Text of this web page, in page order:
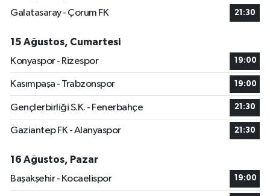
Galatasaray - Çorum FK
21:30
15 Ağustos, Cumartesi
Konyaspor - Rizespor
19:00
Kasımpaşa - Trabzonspor 19:00
Gençlerbirliği S.K. - Fenerbahçe 21:30
Gaziantep FK - Alanyaspor 21:30
16 Ağustos, Pazar
Başakşehir - Kocaelispor
19:00